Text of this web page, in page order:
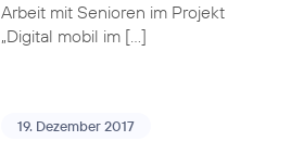
Arbeit mit Senioren im Projekt
„Digital mobil im […]
19. Dezember 2017